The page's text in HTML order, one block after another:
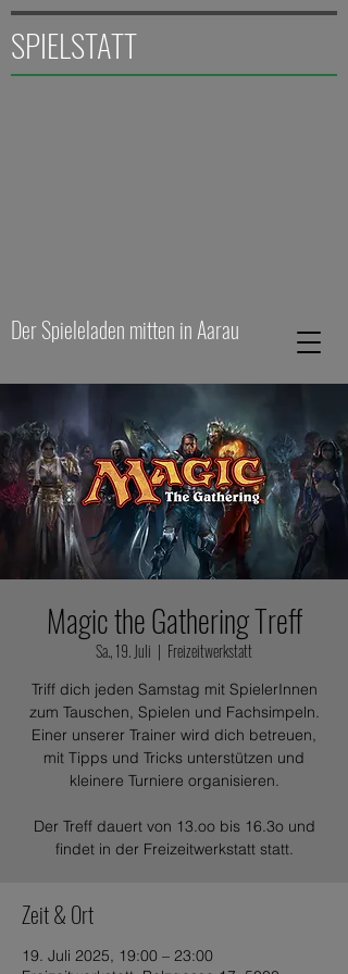
SPIELSTATT
Der Spieleladen mitten in Aarau
Magic the Gathering Treff
Sa., 19. Juli
  |
Freizeitwerkstatt
Triff dich jeden Samstag mit SpielerInnen
zum Tauschen, Spielen und Fachsimpeln.
Einer unserer Trainer wird dich betreuen,
mit Tipps und Tricks unterstützen und
kleinere Turniere organisieren.
Der Treff dauert von 13.oo bis 16.3o und
findet in der Freizeitwerkstatt statt.
Zeit & Ort
19. Juli 2025, 19:00 – 23:00